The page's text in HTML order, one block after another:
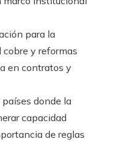
para la
y reformas
en contratos y
países donde la
capacidad
de reglas